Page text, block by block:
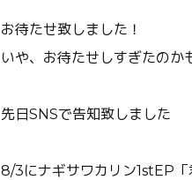
お待たせ致しました！
いや、お待たせしすぎたのか
先日SNSで告知致しました
8/3にナギサワカリン1stEP「